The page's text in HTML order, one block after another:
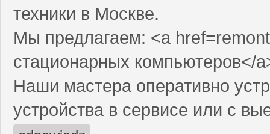
техники в Москве.
Мы предлагаем: <a
стационарных компьютеров</
Наши мастера оперативно
устройства в сервисе или с